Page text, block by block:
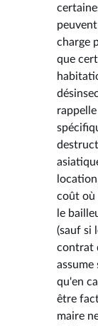
charge
que
coût où
le
(sauf si
contrat
assume
qu'en
être
maire